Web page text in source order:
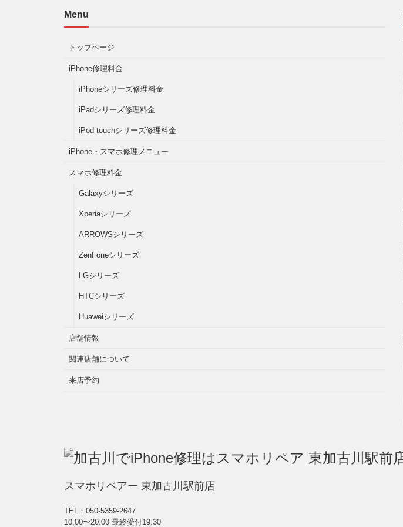
Menu
トップページ
iPhone修理料金
iPhoneシリーズ修理料金
iPadシリーズ修理料金
iPod touchシリーズ修理料金
iPhone・スマホ修理メニュー
スマホ修理料金
Galaxyシリーズ
Xperiaシリーズ
ARROWSシリーズ
ZenFoneシリーズ
LGシリーズ
HTCシリーズ
Huaweiシリーズ
店舗情報
関連店舗について
来店予約
スマホリペアー 東加古川駅前店
TEL：050-5359-2647
10:00〜20:00 最終受付19:30